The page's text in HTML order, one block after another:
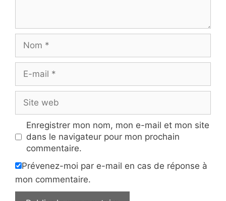
mail
web
Enregistrer mon nom, mon e-mail et mon site
dans le navigateur pour mon prochain
commentaire.
Prévenez-moi par e-mail en cas de réponse à
mon commentaire.